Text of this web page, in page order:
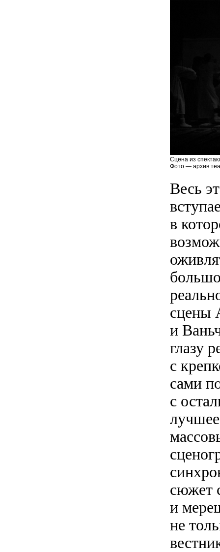
Сцена из
Фото — архив
Весь
в
сцены
и
глазу
с
сами
с
сюжет
и
не